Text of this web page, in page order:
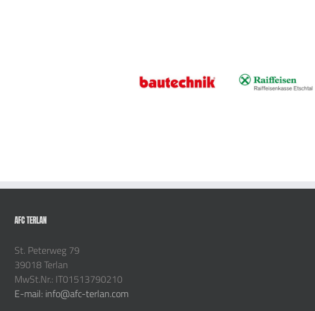
AFC TERLAN
St. Peterweg 79
39018 Terlan
MwSt.Nr.: IT01513790210
E-mail: info@afc-terlan.com